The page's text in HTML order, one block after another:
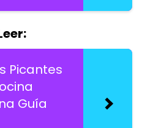
Picantes
Guía